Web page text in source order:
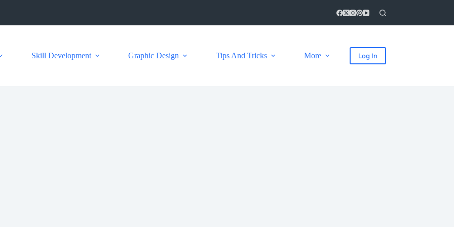
Skill Development Graphic Design Tips And Tricks More Log In